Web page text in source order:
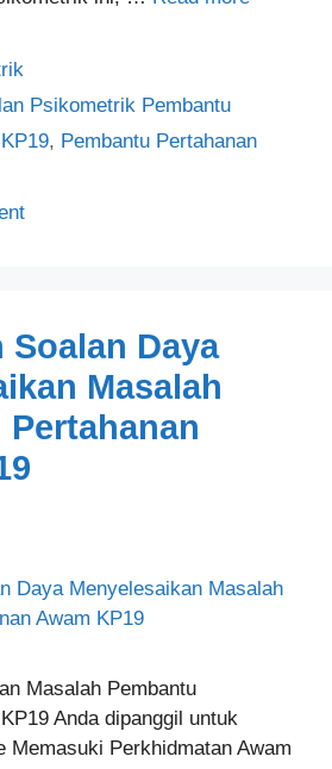
Psikometrik Pembantu
, Pembantu Pertahanan
Soalan Daya
Masalah
Pertahanan
Masalah Pembantu
Anda dipanggil untuk
Memasuki Perkhidmatan Awam